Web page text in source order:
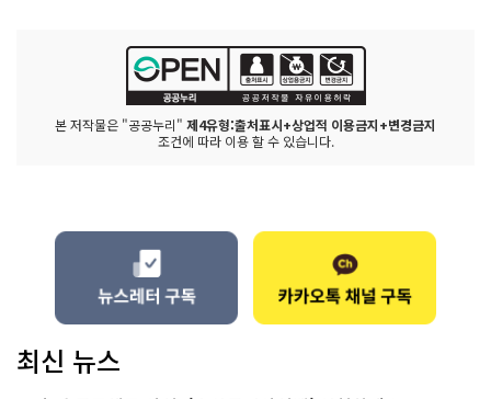
본 저작물은 "공공누리" 제4유형:출처표시+상업적 이용금지+변경금지
조건에 따라 이용 할 수 있습니다.
최신 뉴스